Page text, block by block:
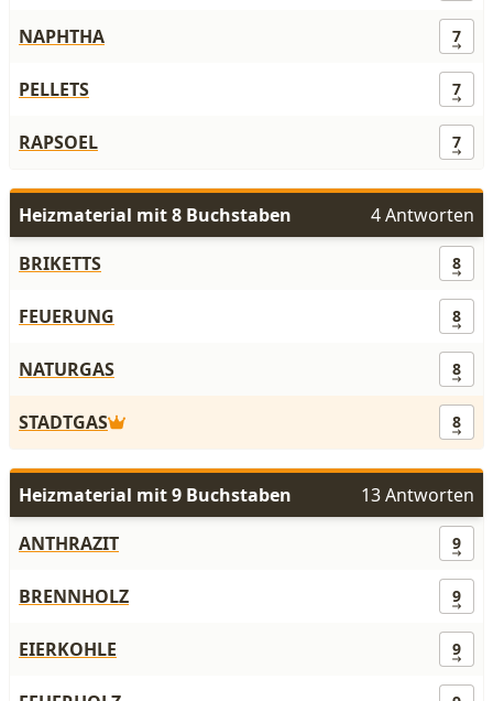
NAPHTHA 7
PELLETS 7
RAPSOEL 7
Heizmaterial mit 8 Buchstaben
4 Antworten
BRIKETTS
8
FEUERUNG 8
NATURGAS 8
STADTGAS 8
Heizmaterial mit 9 Buchstaben
13 Antworten
ANTHRAZIT
9
BRENNHOLZ 9
EIERKOHLE 9